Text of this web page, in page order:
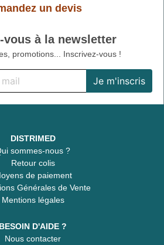
un devis
vous à la newsletter
promotions... Inscrivez-vous !
DISTRIMED
sommes-nous ?
Retour colis
de paiement
Générales de Vente
Mentions légales
BESOIN D'AIDE ?
Nous contacter